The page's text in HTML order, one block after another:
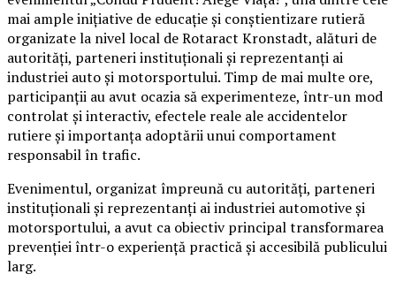
mai ample inițiative de educație și conștientizare rutieră
organizate la nivel local de Rotaract Kronstadt, alături de
autorități, parteneri instituționali și reprezentanți ai
industriei auto și motorsportului. Timp de mai multe ore,
participanții au avut ocazia să experimenteze, într-un mod
controlat și interactiv, efectele reale ale accidentelor
rutiere și importanța adoptării unui comportament
responsabil în trafic.
Evenimentul, organizat împreună cu autorități, parteneri
instituționali și reprezentanți ai industriei automotive și
motorsportului, a avut ca obiectiv principal transformarea
prevenției într-o experiență practică și accesibilă publicului
larg.